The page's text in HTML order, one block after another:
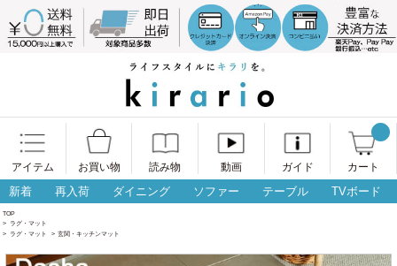
アイテム お買い物 読み物 動画 ガイド カート
新着 再入荷 ダイニング ソファー テーブル TVボード
TOP
> ラグ・マット
> ラグ・マット > 玄関・キッチンマット